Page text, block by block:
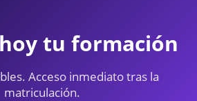
tu formación
Acceso inmediato tras la
matriculación.